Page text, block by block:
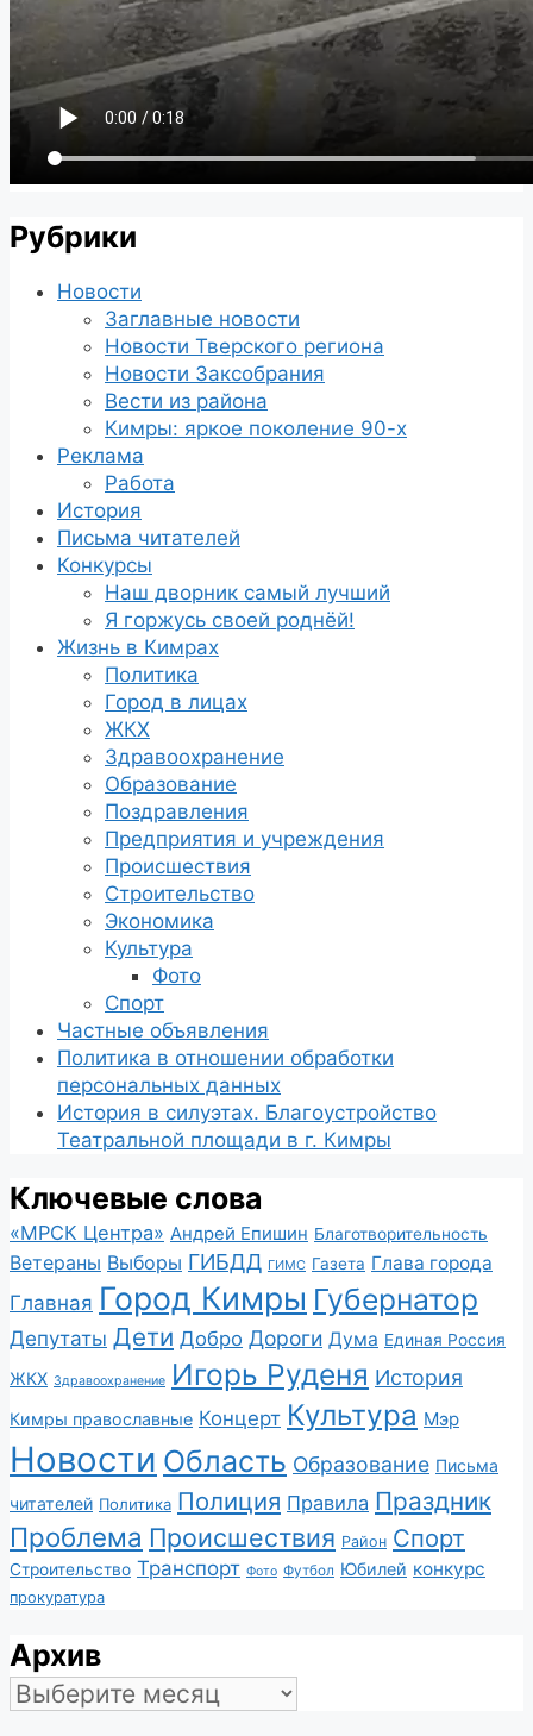
Рубрики
Новости
Заглавные новости
Новости Тверского региона
Новости Заксобрания
Вести из района
Кимры: яркое поколение 90-х
Реклама
Работа
История
Письма читателей
Конкурсы
Наш дворник самый лучший
Я горжусь своей роднёй!
Жизнь в Кимрах
Политика
Город в лицах
ЖКХ
Здравоохранение
Образование
Поздравления
Предприятия и учреждения
Происшествия
Строительство
Экономика
Культура
Фото
Спорт
Частные объявления
Политика в отношении обработки
персональных данных
История в силуэтах. Благоустройство
Театральной площади в г. Кимры
Ключевые слова
«МРСК Центра» Андрей Епишин Благотворительность
Ветераны Выборы ГИБДД ГИМС Газета Глава города
Главная Город Кимры Губернатор
Депутаты Дети Добро Дороги Дума Единая Россия
ЖКХ Здравоохранение Игорь Руденя История
Кимры православные Концерт Культура Мэр
Новости Область Образование Письма
читателей Политика Полиция Правила Праздник
Проблема Происшествия Район Спорт
Строительство Транспорт Фото Футбол Юбилей конкурс
прокуратура
Архив
Архив